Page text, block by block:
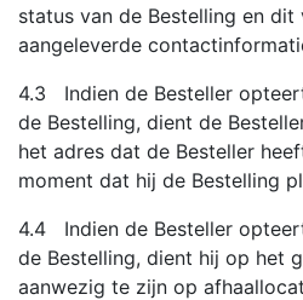
status van de Bestelling en
aangeleverde
4.3 Indien de Besteller
de Bestelling, dient de
het adres dat de Besteller
moment dat hij de Bestelling
4.4 Indien de Besteller
de Bestelling, dient hij op het
aanwezig te zijn op